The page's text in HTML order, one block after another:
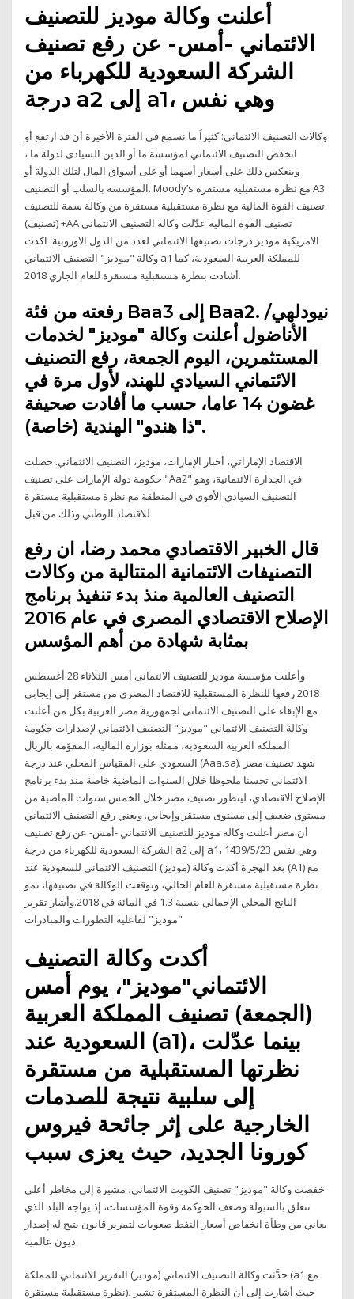
أعلنت وكالة موديز للتصنيف
الائتماني -أمس- عن رفع تصنيف
الشركة السعودية للكهرباء من
درجة a2 إلى a1، وهي نفس
وكالات التصنيف الائتماني: كثيراً ما نسمع في الفترة الأخيرة أن قد ارتفع أو
انخفض التصنيف الائتماني لمؤسسة ما أو الدين السيادى لدولة ما ،
وينعكس ذلك على أسعار أسهما أو على أسواق المال لتلك الدولة أو
المؤسسة بالسلب أو التصنيف. Moody’s مع نظرة مستقبلية مستقرة A3
تصنيف القوة المالية مع نظرة مستقبلية مستقرة من وكالة سمة للتصنيف
(تصنيف) +AA تصنيف القوة المالية عدّلت وكالة التصنيف الائتماني
الامريكية موديز درجات تصنيفها الائتماني لعدد من الدول الاوروبية. اكدت
وكالة "موديز" التصنيف الائتماني a1 للمملكة العربية السعودية، كما
أشادت بنظرة مستقبلية مستقرة للعام الجاري 2018.
رفعته من فئة Baa3 إلى Baa2. نيودلهي/
الأناضول أعلنت وكالة "موديز" لخدمات
المستثمرين، اليوم الجمعة، رفع التصنيف
الائتماني السيادي للهند، لأول مرة في
غضون 14 عاما، حسب ما أفادت صحيفة
"ذا هندو" الهندية (خاصة).
الاقتصاد الإماراتي، أخبار الإمارات، موديز، التصنيف الائتماني. حصلت
حكومة دولة الإمارات على تصنيف "Aa2" في الجدارة الائتمانية، وهو
التصنيف السيادي الأقوى في المنطقة مع نظرة مستقبلية مستقرة
للاقتصاد الوطني وذلك من قبل
قال الخبير الاقتصادي محمد رضا، ان رفع
التصنيفات الائتمانية المتتالية من وكالات
التصنيف العالمية منذ بدء تنفيذ برنامج
الإصلاح الاقتصادي المصرى في عام 2016
بمثابة شهادة من أهم المؤسس
وأعلنت مؤسسة موديز للتصنيف الائتمانى أمس الثلاثاء 28 أغسطس
2018 رفعها للنظرة المستقبلية للاقتصاد المصرى من مستقر إلى إيجابي
مع الإبقاء على التصنيف الائتمانى لجمهورية مصر العربية بكل من أعلنت
وكالة التصنيف الائتماني "موديز" التصنيف الائتماني لإصدارات حكومة
المملكة العربية السعودية، ممثلة بوزارة المالية، المقوّمة بالريال
السعودي على المقياس المحلي عند درجة (Aaa.sa). شهد تصنيف مصر
الائتماني تحسنا ملحوظا خلال السنوات الماضية خاصة منذ بدء برنامج
الإصلاح الاقتصادي، ليتطور تصنيف مصر خلال الخمس سنوات الماضية من
مستوى ضعيف إلى مستوى مستقر وإيجابي. ويعني رفع التصنيف الائتماني
أن مصر أعلنت وكالة موديز للتصنيف الائتماني -أمس- عن رفع تصنيف
الشركة السعودية للكهرباء من درجة a2 إلى a1، وهي نفس 23‏‏/5‏‏/1439
بعد الهجرة أكدت وكالة (موديز) التصنيف الائتماني للسعودية عند (A1) مع
نظرة مستقبلية مستقرة للعام الحالي، وتوقعت الوكالة في تصنيفها، نمو
الناتج المحلي الإجمالي بنسبة 1.3 في المائة في 2018.وأشار تقرير
"موديز" لفاعلية التطورات والمبادرات
أكدت وكالة التصنيف
الائتماني"موديز"، يوم أمس
(الجمعة) تصنيف المملكة العربية
السعودية عند (a1)، بينما عدّلت
نظرتها المستقبلية من مستقرة
إلى سلبية نتيجة للصدمات
الخارجية على إثر جائحة فيروس
كورونا الجديد، حيث يعزى سبب
خفضت وكالة "موديز" تصنيف الكويت الائتماني، مشيرة إلى مخاطر أعلى
تتعلق بالسيولة وضعف الحوكمة وقوة المؤسسات، إذ يواجه البلد الذي
يعاني من وطأة انخفاض أسعار النفط صعوبات لتمرير قانون يتيح له إصدار
ديون عالمية.
حدَّثت وكالة التصنيف الائتماني (موديز) التقرير الائتماني للمملكة (a1 مع
نظرة مستقبلية مستقرة)، حيث أشارت إلى أن النظرة المستقرة تشير